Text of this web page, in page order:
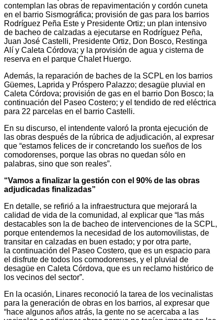
contemplan las obras de repavimentación y cordón cuneta
en el barrio Sismográfica; provisión de gas para los barrios
Rodríguez Peña Este y Presidente Ortiz; un plan intensivo
de bacheo de calzadas a ejecutarse en Rodríguez Peña,
Juan José Castelli, Presidente Ortiz, Don Bosco, Restinga
Alí y Caleta Córdova; y la provisión de agua y cisterna de
reserva en el parque Chalet Huergo.
Además, la reparación de baches de la SCPL en los barrios
Güemes, Laprida y Próspero Palazzo; desagüe pluvial en
Caleta Córdova; provisión de gas en el barrio Don Bosco; la
continuación del Paseo Costero; y el tendido de red eléctrica
para 22 parcelas en el barrio Castelli.
En su discurso, el intendente valoró la pronta ejecución de
las obras después de la rúbrica de adjudicación, al expresar
que “estamos felices de ir concretando los sueños de los
comodorenses, porque las obras no quedan sólo en
palabras, sino que son reales”.
“Vamos a finalizar la gestión con el 90% de las obras
adjudicadas finalizadas”
En detalle, se refirió a la infraestructura que mejorará la
calidad de vida de la comunidad, al explicar que “las más
destacables son la de bacheo de intervenciones de la SCPL,
porque entendemos la necesidad de los automovilistas, de
transitar en calzadas en buen estado; y por otra parte,
la continuación del Paseo Costero, que es un espacio para
el disfrute de todos los comodorenses, y el pluvial de
desagüe en Caleta Córdova, que es un reclamo histórico de
los vecinos del sector”.
En la ocasión, Linares reconoció la tarea de los vecinalistas
para la generación de obras en los barrios, al expresar que
“hace algunos años atrás, la gente no se acercaba a las